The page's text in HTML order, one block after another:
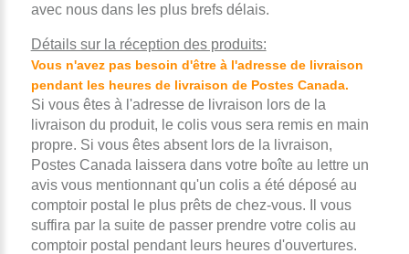
avec nous dans les plus brefs délais.
Détails sur la réception des produits:
Vous n'avez pas besoin d'être à l'adresse de livraison
pendant les heures de livraison de Postes Canada.
Si vous êtes à l'adresse de livraison lors de la
livraison du produit, le colis vous sera remis en main
propre. Si vous êtes absent lors de la livraison,
Postes Canada laissera dans votre boîte au lettre un
avis vous mentionnant qu'un colis a été déposé au
comptoir postal le plus prêts de chez-vous. Il vous
suffira par la suite de passer prendre votre colis au
comptoir postal pendant leurs heures d'ouvertures.